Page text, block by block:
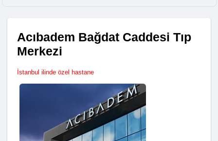
Acıbadem Bağdat Caddesi Tıp
Merkezi
İstanbul ilinde özel hastane